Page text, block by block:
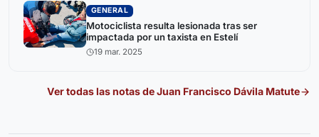
GENERAL
Motociclista resulta lesionada tras ser
impactada por un taxista en Estelí
19 mar. 2025
Ver todas las notas deJuan Francisco Dávila Matute